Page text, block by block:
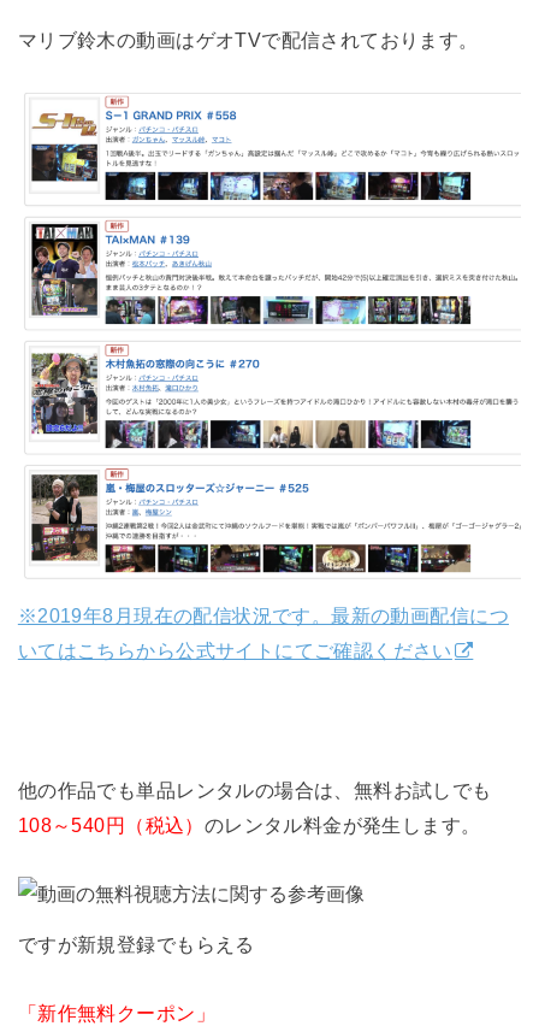
マリブ鈴木の動画はゲオTVで配信されております。
※2019年8月現在の配信状況です。最新の動画配信につ
いてはこちらから公式サイトにてご確認ください
他の作品でも単品レンタルの場合は、無料お試しでも
108～540円（税込） のレンタル料金が発生します。
ですが新規登録でもらえる
「新作無料クーポン」